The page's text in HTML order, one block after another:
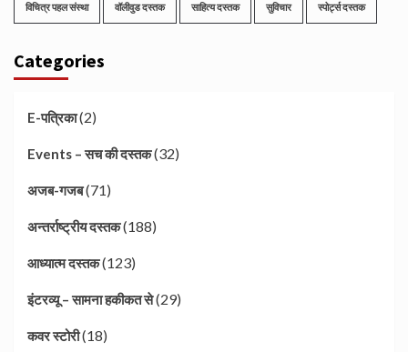
विचित्र पहल संस्था वॉलीवुड दस्तक साहित्य दस्तक सुविचार स्पोर्ट्स दस्तक
Categories
E-पत्रिका(2)
Events – सच की दस्तक(32)
अजब-गजब(71)
अन्तर्राष्ट्रीय दस्तक(188)
आध्यात्म दस्तक(123)
इंटरव्यू – सामना हकीकत से(29)
कवर स्टोरी(18)